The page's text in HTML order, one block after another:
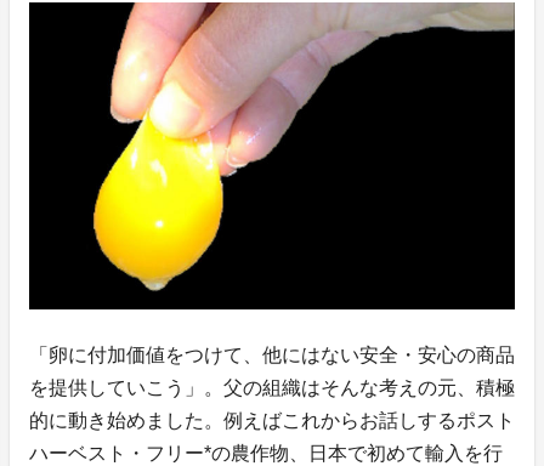
「卵に付加価値をつけて、他にはない安全・安心の商品
を提供していこう」。父の組織はそんな考えの元、積極
的に動き始めました。例えばこれからお話しするポスト
ハーベスト・フリー*の農作物、日本で初めて輸入を行